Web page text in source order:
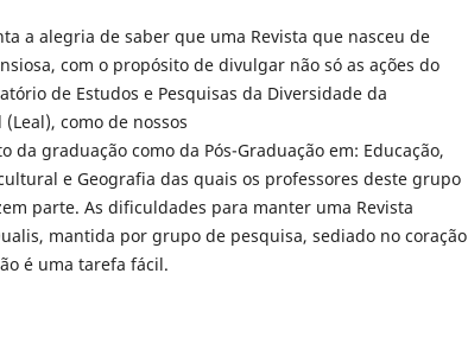
a alegria de saber que uma Revista que nasceu de
com o propósito de divulgar não só as ações do
de Estudos e Pesquisas da Diversidade da
como de nossos
da graduação como da Pós-Graduação em: Educação,
e Geografia das quais os professores deste grupo
parte. As dificuldades para manter uma Revista
mantida por grupo de pesquisa, sediado no coração
é uma tarefa fácil.